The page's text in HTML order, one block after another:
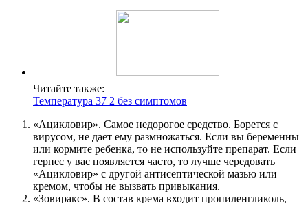
Читайте также:
Температура 37 2 без симптомов
«Ацикловир». Самое недорогое средство. Борется с
вирусом, не дает ему размножаться. Если вы беременны
или кормите ребенка, то не используйте препарат. Если
герпес у вас появляется часто, то лучше чередовать
«Ацикловир» с другой антисептической мазью или
кремом, чтобы не вызвать привыкания.
«Зовиракс». В состав крема входит пропиленгликоль,